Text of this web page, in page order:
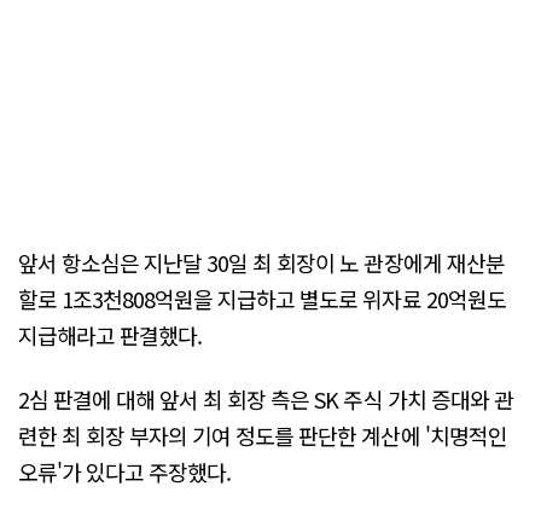
앞서 항소심은 지난달 30일 최 회장이 노 관장에게 재산분
할로 1조3천808억원을 지급하고 별도로 위자료 20억원도
지급해라고 판결했다.
2심 판결에 대해 앞서 최 회장 측은 SK 주식 가치 증대와 관
련한 최 회장 부자의 기여 정도를 판단한 계산에 '치명적인
오류'가 있다고 주장했다.